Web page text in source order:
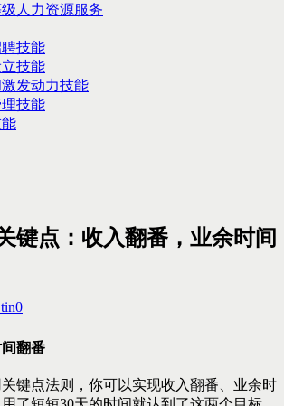
级人力资源服务
技能
技能
发动力技能
技能
键点：收入翻番，业余时间
0
翻番
键点法则，你可以实现收入翻番、业余时